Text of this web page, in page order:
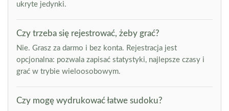
ukryte jedynki.
Czy trzeba się rejestrować, żeby grać?
Nie. Grasz za darmo i bez konta. Rejestracja jest
opcjonalna: pozwala zapisać statystyki, najlepsze czasy i
grać w trybie wieloosobowym.
Czy mogę wydrukować łatwe sudoku?